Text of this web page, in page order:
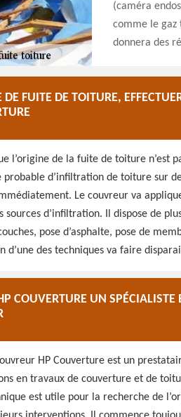
(caméra
comme le
donnera des
DE FUITE DE TOITURE,
l’origine de la fuite de toiture n’est
probable d’infiltration de toiture sur
Le couvreur va
sources d’infiltration. Il dispose de
pose d’asphalte, pose de
d’une des techniques va faire
COUVERTURE UN
HP Couverture est un
en travaux de couverture et de
est utile pour la recherche de